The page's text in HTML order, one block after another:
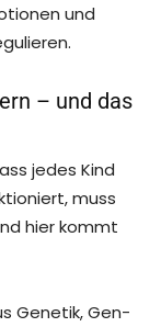
und
– und das
jedes Kind
muss
hier kommt
Genetik, Gen-